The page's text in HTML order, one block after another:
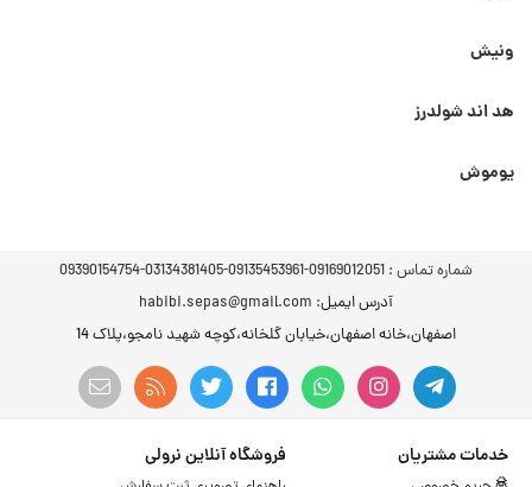
ونیش
هد اند شولدرز
یوموش
شماره تماس : 09169012051-09135453961-03134381405-09390154754
آدرس ایمیل: habibi.sepas@gmail.com
اصفهان،خانه اصفهان،خیابان گلخانه،کوچه شهید نامجو،پلاک 14
خدمات مشتریان فروشگاه آنلاین نرولی